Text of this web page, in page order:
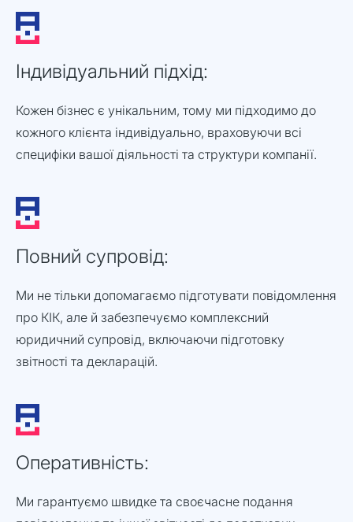
Індивідуальний підхід:
Кожен бізнес є унікальним, тому ми підходимо до
кожного клієнта індивідуально, враховуючи всі
специфіки вашої діяльності та структури компанії.
Повний супровід:
Ми не тільки допомагаємо підготувати повідомлення
про КІК, але й забезпечуємо комплексний
юридичний супровід, включаючи підготовку
звітності та декларацій.
Оперативність:
Ми гарантуємо швидке та своєчасне подання